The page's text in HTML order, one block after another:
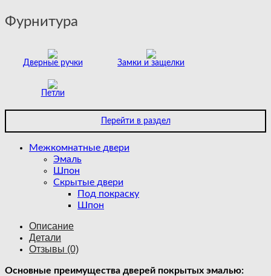
Фурнитура
Дверные ручки Замки и защелки
Петли
Перейти в раздел
Межкомнатные двери
Эмаль
Шпон
Скрытые двери
Под покраску
Шпон
Описание
Детали
Отзывы (0)
Основные преимущества дверей покрытых эмалью: